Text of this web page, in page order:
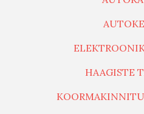
HAAGISTE